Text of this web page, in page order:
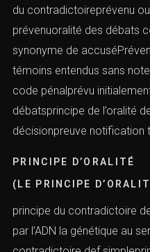
du contradictoireprévenu
prévenuoralité des débats
synonyme de
témoins entendus sans
code pénalprévu
débatsprincipe de l’oralité
décisionpreuve notification
PRINCIPE D’ORALITÉ
(LE PRINCIPE
principe du contradictoire
par l’ADN la génétique au